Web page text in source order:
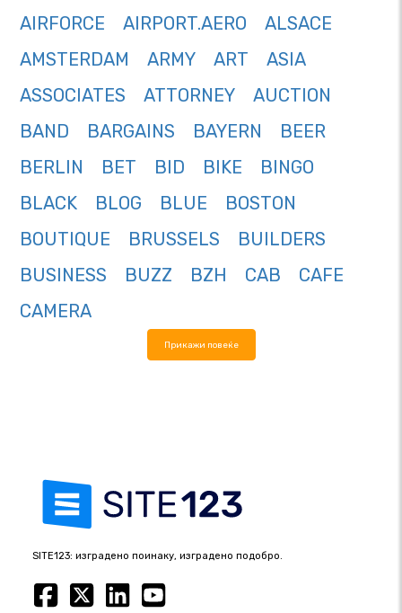
AIRFORCE
AIRPORT.AERO
ALSACE
AMSTERDAM
ARMY ART
ASIA
ASSOCIATES
ATTORNEY
AUCTION
BAND
BARGAINS BAYERN
BEER
BERLIN
BET BID BIKE
BINGO
BLACK
BLOG BLUE
BOSTON
BOUTIQUE
BRUSSELS
BUILDERS
BUSINESS
BUZZ BZH CAB
CAFE
CAMERA
Прикажи повеќе
SITE123: изградено поинаку, изградено подобро.